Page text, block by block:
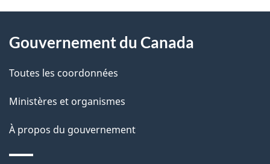
D
t
a
l
s
propos
ce
site
Gouvernement du Canada
Toutes les coordonnées
Ministères et organismes
À propos du gouvernement